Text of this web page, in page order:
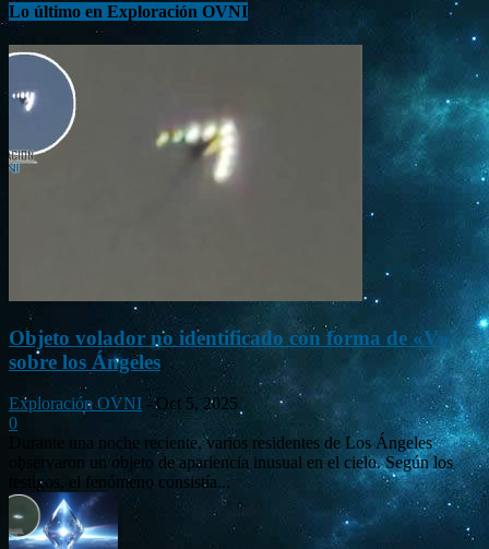
Lo último en Exploración OVNI
Objeto volador no identificado con forma de «V»
sobre los Ángeles
Exploración OVNI - Oct 5, 2025
0
Durante una noche reciente, varios residentes de Los Ángeles
observaron un objeto de apariencia inusual en el cielo. Según los
testigos, el fenómeno consistía...